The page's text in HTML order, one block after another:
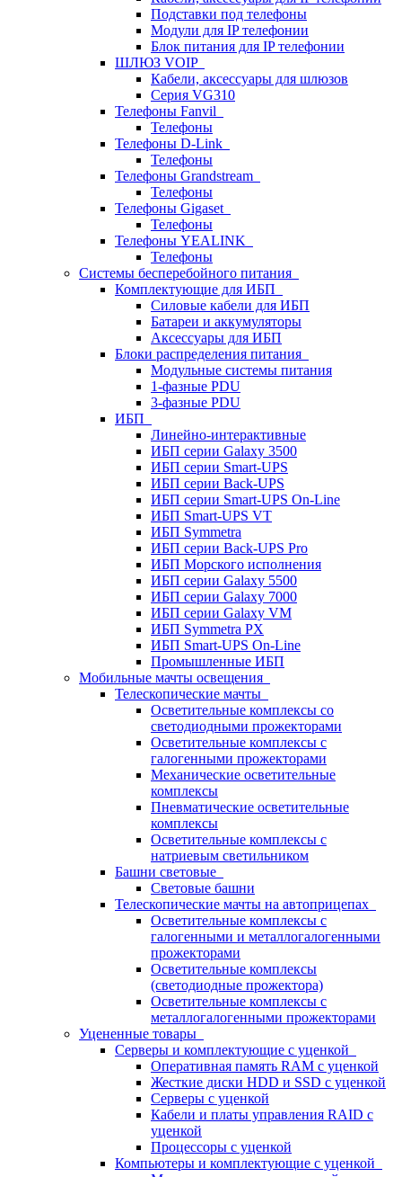
Подставки под телефоны
Модули для IP телефонии
Блок питания для IP телефонии
ШЛЮЗ VOIP
Кабели, аксессуары для шлюзов
Серия VG310
Телефоны Fanvil
Телефоны
Телефоны D-Link
Телефоны
Телефоны Grandstream
Телефоны
Телефоны Gigaset
Телефоны
Телефоны YEALINK
Телефоны
Системы бесперебойного питания
Комплектующие для ИБП
Силовые кабели для ИБП
Батареи и аккумуляторы
Аксессуары для ИБП
Блоки распределения питания
Модульные системы питания
1-фазные PDU
3-фазные PDU
ИБП
Линейно-интерактивные
ИБП серии Galaxy 3500
ИБП серии Smart-UPS
ИБП серии Back-UPS
ИБП серии Smart-UPS On-Line
ИБП Smart-UPS VT
ИБП Symmetra
ИБП серии Back-UPS Pro
ИБП Морского исполнения
ИБП серии Galaxy 5500
ИБП серии Galaxy 7000
ИБП серии Galaxy VM
ИБП Symmetra PX
ИБП Smart-UPS On-Line
Промышленные ИБП
Мобильные мачты освещения
Телескопические мачты
Осветительные комплексы со
светодиодными прожекторами
Осветительные комплексы с
галогенными прожекторами
Механические осветительные
комплексы
Пневматические осветительные
комплексы
Осветительные комплексы с
натриевым светильником
Башни световые
Световые башни
Телескопические мачты на автоприцепах
Осветительные комплексы с
галогенными и металлогалогенными
прожекторами
Осветительные комплексы
(светодиодные прожектора)
Осветительные комплексы с
металлогалогенными прожекторами
Уцененные товары
Серверы и комплектующие с уценкой
Оперативная память RAM с уценкой
Жесткие диски HDD и SSD с уценкой
Серверы с уценкой
Кабели и платы управления RAID с
уценкой
Процессоры с уценкой
Компьютеры и комплектующие с уценкой